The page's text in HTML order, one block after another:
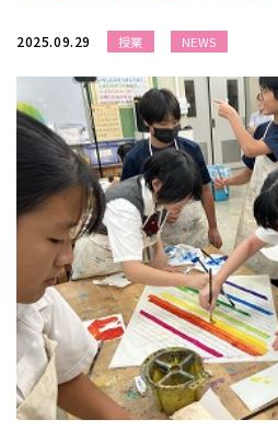
2025.09.29 授業 NEWS